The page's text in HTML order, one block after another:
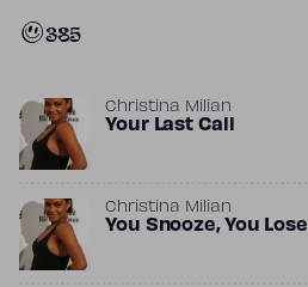
385
Christina Milian
Your Last Call
Christina Milian
You Snooze, You Lose